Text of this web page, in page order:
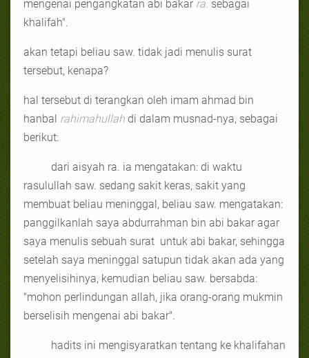
mengenai pengangkatan abi bakar ra. sebagai
khalifah".
akan tetapi beliau saw. tidak jadi menulis surat
tersebut, kenapa?
hal tersebut di terangkan oleh imam ahmad bin
hanbal rahimahullah di dalam musnad-nya, sebagai
berikut:
dari aisyah ra. ia mengatakan: di waktu
rasulullah saw. sedang sakit keras, sakit yang
membuat beliau meninggal, beliau saw. mengatakan:
panggilkanlah saya abdurrahman bin abi bakar agar
saya menulis sebuah surat untuk abi bakar, sehingga
setelah saya meninggal satupun tidak akan ada yang
menyelisihinya, kemudian beliau saw. bersabda:
"mohon perlindungan allah, jika orang-orang mukmin
berselisih mengenai abi bakar".
hadits ini mengisyaratkan tentang ke khalifahan